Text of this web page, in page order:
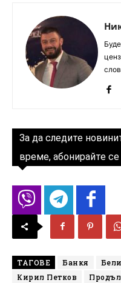
За да следите
време, абонирайте
ТАГОВЕ Банкя
Кирил Петков